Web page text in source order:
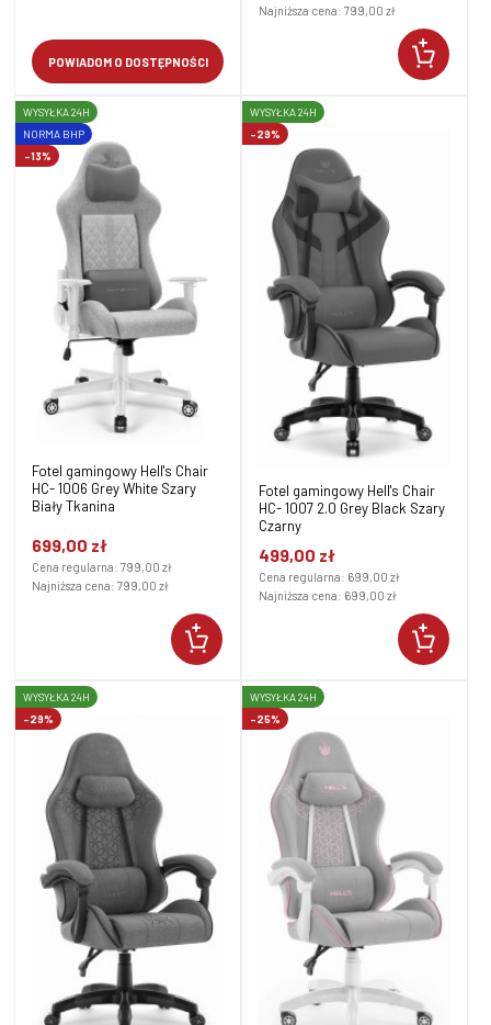
POWIADOM O DOSTĘPNOŚCI
Najniższa cena: 799,00 zł
Fotel gamingowy Hell's Chair
HC- 1006 Grey White Szary
Biały Tkanina
699,00 zł
Cena regularna: 799,00 zł
Najniższa cena: 799,00 zł
-13%
WYSYŁKA 24H
NORMA BHP
Fotel gamingowy Hell's Chair
HC- 1007 2.0 Grey Black Szary
Czarny
499,00 zł
Cena regularna: 699,00 zł
Najniższa cena: 699,00 zł
-29%
WYSYŁKA 24H
-29%
WYSYŁKA 24H
-25%
WYSYŁKA 24H